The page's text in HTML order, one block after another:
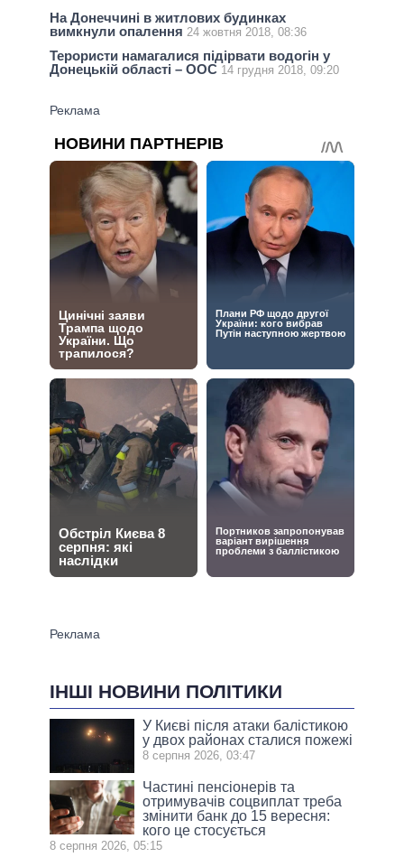
На Донеччині в житлових будинках
вимкнули опалення 24 жовтня 2018, 08:36
Терористи намагалися підірвати водогін у
Донецькій області – ООС 14 грудня 2018, 09:20
ІНШІ НОВИНИ ПОЛІТИКИ
У Києві після атаки балістикою
у двох районах сталися пожежі
8 серпня 2026, 03:47
Частині пенсіонерів та
отримувачів соцвиплат треба
змінити банк до 15 вересня:
кого це стосується
8 серпня 2026, 05:15